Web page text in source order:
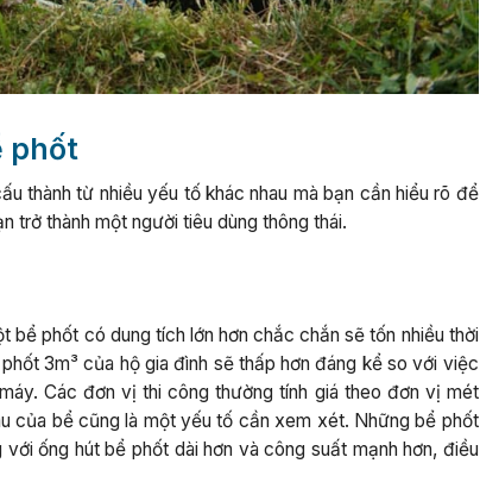
phốt
thành từ nhiều yếu tố khác nhau mà bạn cần hiểu rõ để
trở thành một người tiêu dùng thông thái.
phốt có dung tích lớn hơn chắc chắn sẽ tốn nhiều thời
3m³ của hộ gia đình sẽ thấp hơn đáng kể so với việc
Các đơn vị thi công thường tính giá theo đơn vị mét
của bể cũng là một yếu tố cần xem xét. Những bể phốt
ống hút bể phốt dài hơn và công suất mạnh hơn, điều